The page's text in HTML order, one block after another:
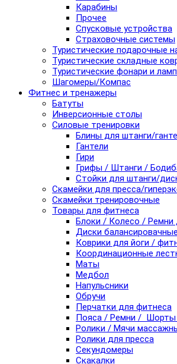
Карабины
Прочее
Спусковые устройства
Страховочные системы
Туристические подарочные
Туристические складные
Туристические фонари и
Шагомеры/Компас
Фитнес и тренажеры
Батуты
Инверсионные столы
Силовые тренировки
Блины для штанги/
Гантели
Гири
Грифы / Штанги /
Стойки для штанги/
Скамейки для пресса/
Скамейки тренировочные
Товары для фитнеса
Блоки / Колесо / Ремни
Диски балансировачные
Коврики для йоги /
Координационные
Маты
Медбол
Напульсники
Обручи
Перчатки для фитнеса
Пояса / Ремни / Шорты
Ролики / Мячи
Ролики для пресса
Секундомеры
Скакалки